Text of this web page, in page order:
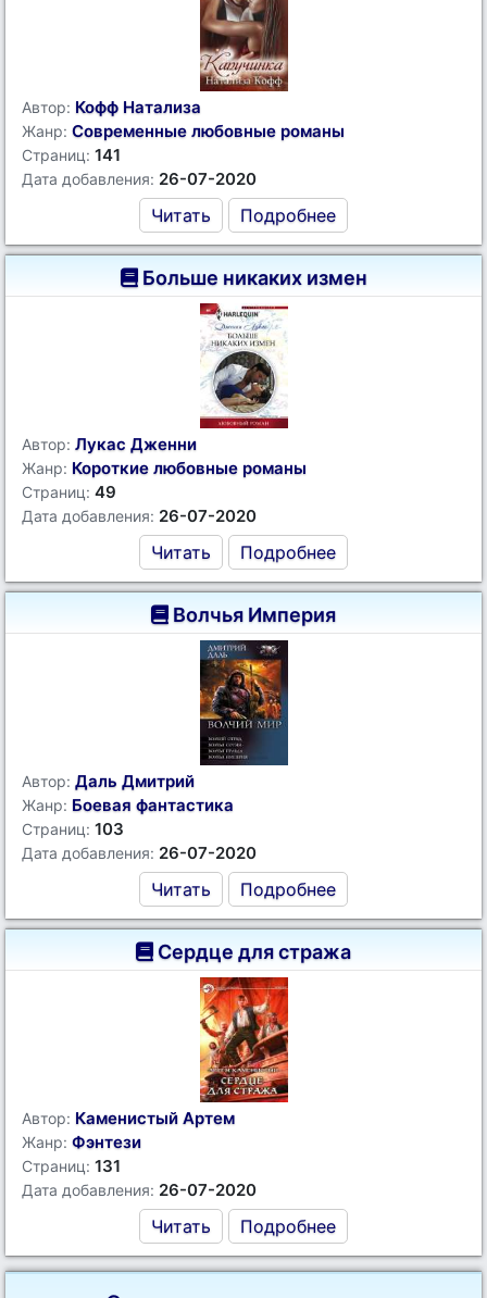
Автор: Кофф Натализа
Жанр: Современные любовные романы
Страниц: 141
Дата добавления: 26-07-2020
Читать Подробнее
Больше никаких измен
Автор: Лукас Дженни
Жанр: Короткие любовные романы
Страниц: 49
Дата добавления: 26-07-2020
Читать Подробнее
Волчья Империя
Автор: Даль Дмитрий
Жанр: Боевая фантастика
Страниц: 103
Дата добавления: 26-07-2020
Читать Подробнее
Сердце для стража
Автор: Каменистый Артем
Жанр: Фэнтези
Страниц: 131
Дата добавления: 26-07-2020
Читать Подробнее